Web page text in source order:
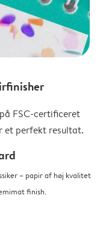
FSC-certificeret
et perfekt resultat.
– papir af høj kvalitet
finish.